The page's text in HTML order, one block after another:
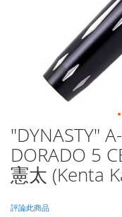
"DYNASTY"
DORADO 5
憲太 (Kenta
評論此商品
Skip
to
the
beginning
of
the